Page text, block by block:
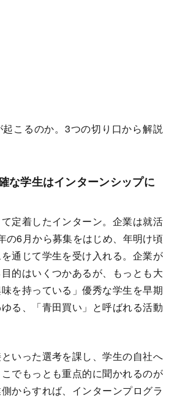
こるのか。3つの切り口から解説
な学生はインターンシップに
定着したインターン。企業は就活
の6月から募集をはじめ、年明け頃
通じて学生を受け入れる。企業が
的はいくつかあるが、もっとも大
を持っている」優秀な学生を早期
る、「青田買い」と呼ばれる活動
いった選考を課し、学生の自社へ
でもっとも重点的に聞かれるのが
からすれば、インターンプログラ